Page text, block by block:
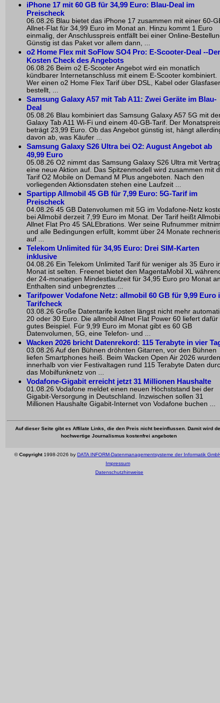
iPhone 17 mit 60 GB für 34,99 Euro: Blau-Deal im
Preischeck
06.08.26 Blau bietet das iPhone 17 zusammen mit einer 60-
Allnet-Flat für 34,99 Euro im Monat an. Hinzu kommt 1 Euro
einmalig, der Anschlusspreis entfällt bei einer Online-
Günstig ist das Paket vor allem dann, ...
o2 Home Flex mit SoFlow SO4 Pro: E-Scooter-Deal --Der
Kosten Check des Angebots
06.08.26 Beim o2 E-Scooter Angebot wird ein monatlich
kündbarer Internetanschluss mit einem E-Scooter kombiniert.
Wer einen o2 Home Flex Tarif über DSL, Kabel oder Glasfaser
bestellt, ...
Samsung Galaxy A57 mit Tab A11: Zwei Geräte im Blau-
Deal
05.08.26 Blau kombiniert das Samsung Galaxy A57 5G mit
Galaxy Tab A11 Wi-Fi und einem 40-GB-Tarif. Der
beträgt 23,99 Euro. Ob das Angebot günstig ist, hängt
davon ab, was Käufer ...
Samsung Galaxy S26 Ultra bei O2: August Angebot ab
49,99 Euro
05.08.26 O2 nimmt das Samsung Galaxy S26 Ultra mit
eine neue Aktion auf. Das Spitzenmodell wird zusammen mit
Tarif O2 Mobile on Demand M Plus angeboten. Nach den
vorliegenden Aktionsdaten stehen eine Laufzeit ...
Spartipp Allmobil 45 GB für 7,99 Euro: 5G-Tarif im
Preischeck
04.08.26 45 GB Datenvolumen mit 5G im Vodafone-Netz
bei Allmobil derzeit 7,99 Euro im Monat. Der Tarif heißt
Allnet Flat Pro 45 SALEbrations. Wer seine Rufnummer
und alle Bedingungen erfüllt, kommt über 24 Monate
auf ...
Telekom Unlimited für 34,95 Euro: Drei SIM-Karten
inklusive
04.08.26 Ein Telekom Unlimited Tarif für weniger als 35 Euro
Monat ist selten. Freenet bietet den MagentaMobil XL
der 24-monatigen Mindestlaufzeit für 34,95 Euro pro Monat
Enthalten sind unbegrenztes ...
Tarifpower Vodafone Netz: allmobil 60 GB für 9,99 Euro
Tarifcheck
03.08.26 Große Datentarife kosten längst nicht mehr
20 oder 30 Euro. Die allmobil Allnet Flat Power 60 liefert dafür
gutes Beispiel. Für 9,99 Euro im Monat gibt es 60 GB
Datenvolumen, 5G, eine Telefon- und ...
Wacken 2026 bricht Datenrekord: 115 Terabyte in vier
03.08.26 Auf den Bühnen dröhnten Gitarren, vor den Bühnen
liefen Smartphones heiß. Beim Wacken Open Air 2026 wurden
innerhalb von vier Festivaltagen rund 115 Terabyte Daten
das Mobilfunknetz von ...
Vodafone-Gigabit erreicht jetzt 31 Millionen Haushalte
01.08.26 Vodafone meldet einen neuen Höchststand bei der
Gigabit-Versorgung in Deutschland. Inzwischen sollen 31
Millionen Haushalte Gigabit-Internet von Vodafone buchen ...
Auf dieser Seite gibt es Affilate Links, die den Preis nicht beeinflussen. Damit wird
hochwertige Journalismus kostenfrei angeboten
©Copyright1998-2026 by DATA INFORM-Datenmanagementsysteme der Informatik
Impressum
Datenschutzhinweise